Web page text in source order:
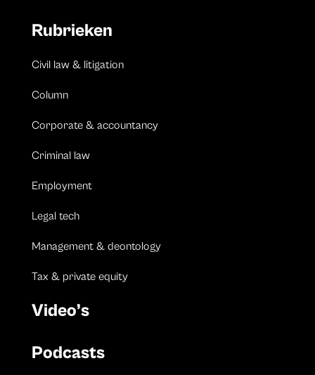
Rubrieken
Civil law & litigation
Column
Corporate & accountancy
Criminal law
Employment
Legal tech
Management & deontology
Tax & private equity
Video’s
Podcasts